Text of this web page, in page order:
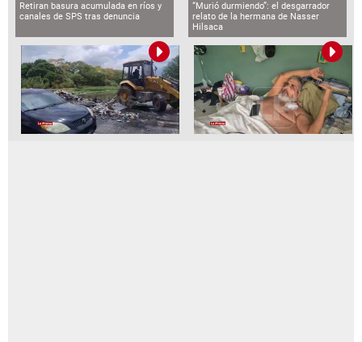
Retiran basura acumulada en ríos y
canales de SPS tras denuncia
“Murió durmiendo”: el desgarrador
relato de la hermana de Nasser
Hilsaca